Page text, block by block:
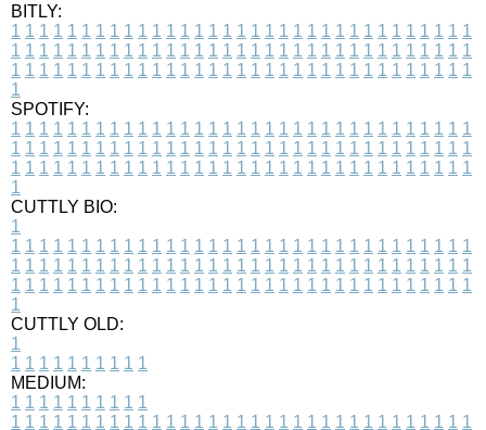
BITLY:
1 1 1 1 1 1 1 1 1 1 1 1 1 1 1 1 1 1 1 1 1 1 1 1 1 1 1 1 1 1 1 1 1
1 1 1 1 1 1 1 1 1 1 1 1 1 1 1 1 1 1 1 1 1 1 1 1 1 1 1 1 1 1 1 1 1
1 1 1 1 1 1 1 1 1 1 1 1 1 1 1 1 1 1 1 1 1 1 1 1 1 1 1 1 1 1 1 1 1
1
SPOTIFY:
1 1 1 1 1 1 1 1 1 1 1 1 1 1 1 1 1 1 1 1 1 1 1 1 1 1 1 1 1 1 1 1 1
1 1 1 1 1 1 1 1 1 1 1 1 1 1 1 1 1 1 1 1 1 1 1 1 1 1 1 1 1 1 1 1 1
1 1 1 1 1 1 1 1 1 1 1 1 1 1 1 1 1 1 1 1 1 1 1 1 1 1 1 1 1 1 1 1 1
1
CUTTLY BIO:
1
1 1 1 1 1 1 1 1 1 1 1 1 1 1 1 1 1 1 1 1 1 1 1 1 1 1 1 1 1 1 1 1 1
1 1 1 1 1 1 1 1 1 1 1 1 1 1 1 1 1 1 1 1 1 1 1 1 1 1 1 1 1 1 1 1 1
1 1 1 1 1 1 1 1 1 1 1 1 1 1 1 1 1 1 1 1 1 1 1 1 1 1 1 1 1 1 1 1 1
1
CUTTLY OLD:
1
1 1 1 1 1 1 1 1 1 1
MEDIUM:
1 1 1 1 1 1 1 1 1 1
1 1 1 1 1 1 1 1 1 1 1 1 1 1 1 1 1 1 1 1 1 1 1 1 1 1 1 1 1 1 1 1 1